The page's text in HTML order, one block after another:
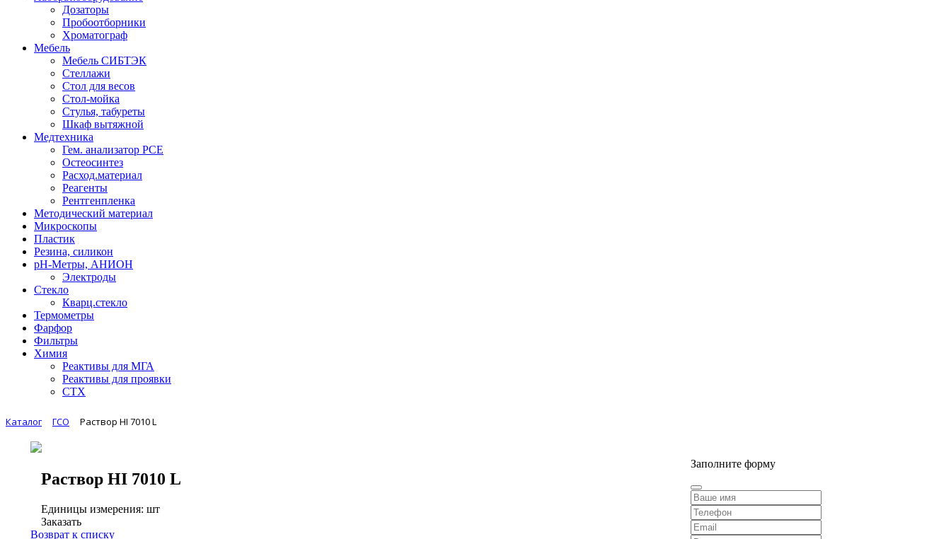
Дозаторы
Пробоотборники
Хроматограф
Мебель
Мебель СИБТЭК
Стеллажи
Стол для весов
Стол-мойка
Стулья, табуреты
Шкаф вытяжной
Медтехника
Гем. анализатор РСЕ
Остеосинтез
Расход.материал
Реагенты
Рентгенпленка
Методический материал
Микроскопы
Пластик
Резина, силикон
рН-Метры, АНИОН
Электроды
Стекло
Кварц.стекло
Термометры
Фарфор
Фильтры
Химия
Реактивы для МГА
Реактивы для проявки
СТХ
Каталог ГСО Раствор HI 7010 L
Раствор HI 7010 L
Единицы измерения: шт
Заказать
Возврат к списку
Заполните форму